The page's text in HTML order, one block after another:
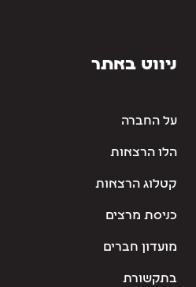
ניווט באתר
על החברה
הלו הרצאות
קטלוג הרצאות
כניסת מרצים
מועדון חברים
בתקשורת